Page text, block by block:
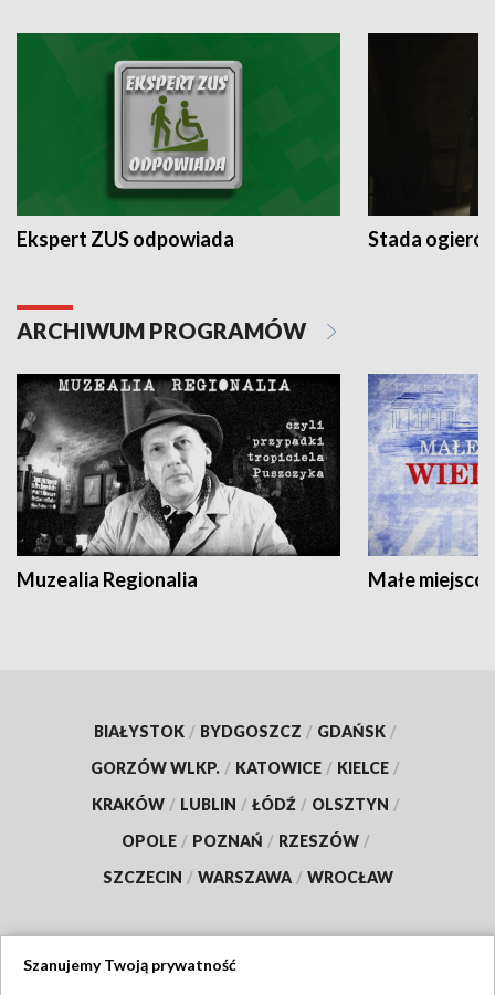
Ekspert ZUS odpowiada Stada
ARCHIWUM PROGRAMÓW
Muzealia Regionalia Małe
BIAŁYSTOK / BYDGOSZCZ / GDAŃSK /
GORZÓW WLKP. / KATOWICE / KIELCE /
KRAKÓW / LUBLIN / ŁÓDŹ / OLSZTYN /
OPOLE / POZNAŃ / RZESZÓW /
SZCZECIN / WARSZAWA / WROCŁAW
Szanujemy Twoją prywatność